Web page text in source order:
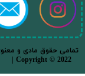
| Copyright © 2022